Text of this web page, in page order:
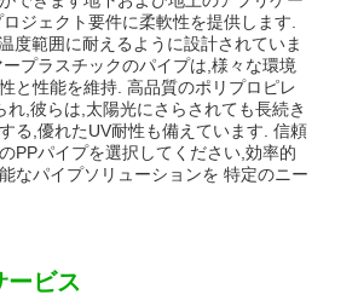
ジェクト要件に柔軟性を提供します.
度範囲に耐えるように設計されていま
プラスチックのパイプは,様々な環境
と性能を維持. 高品質のポリプロピレ
れ,彼らは,太陽光にさらされても長続き
る,優れたUV耐性も備えています. 信頼
PPパイプを選択してください,効率的
なパイプソリューションを 特定のニー
ービス